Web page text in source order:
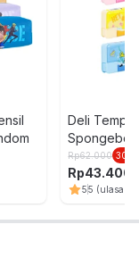
Deli
Rp62.000 30
Rp43.400
55 (ulasan)